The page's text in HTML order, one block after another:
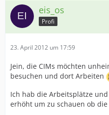
eis_os
Profi
23. April 2012 um 17:59
Jein, die CIMs möchten
besuchen und dort Arbeiten
Ich hab die Arbeitsplätze
erhöht um zu schauen ob